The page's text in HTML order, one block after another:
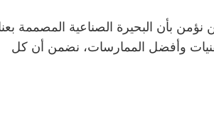
بأن البحيرة الصناعية المصممة
وأفضل الممارسات، نضمن أن كل